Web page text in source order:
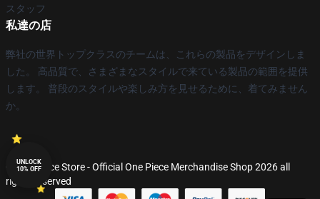
スタッフ
私達の店
弊社の世界トップクラスのチームは、これらの製品をデザインしま
した。 高品質で、さまざまなスタイルで来ている製品の範囲を提供
します。 普段のスタイルや楽しみ方を見せるために、着てみません
か。
© One Piece Store - Official One Piece Merchandise Shop 2026 all
rights reserved
UNLOCK
10% OFF